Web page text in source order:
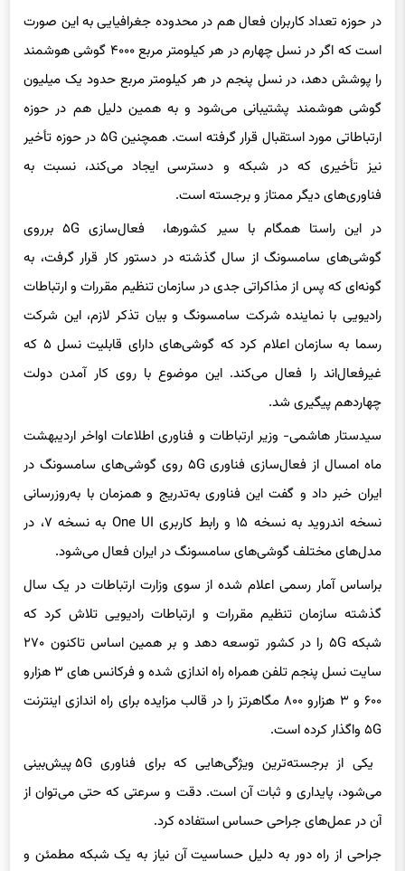
در حوزه تعداد کاربران فعال هم در محدوده جغرافیایی به این صورت
است که اگر در نسل چهارم در هر کیلومتر مربع ۴۰۰۰ گوشی هوشمند
را پوشش دهد، در نسل پنجم در هر کیلومتر مربع حدود یک میلیون
گوشی هوشمند پشتیبانی می‌شود و به همین دلیل هم در حوزه
ارتباطاتی مورد استقبال قرار گرفته است. همچنین ۵G در حوزه تأخیر
نیز تأخیری که در شبکه و دسترسی ایجاد می‌کند، نسبت به
فناوری‌های دیگر ممتاز و برجسته است.
در این راستا همگام با سیر کشورها، فعال‌سازی ۵G برروی
گوشی‌های سامسونگ از سال گذشته در دستور کار قرار گرفت، به
گونه‌ای که پس از مذاکراتی جدی در سازمان تنظیم مقررات و ارتباطات
رادیویی با نماینده شرکت سامسونگ و بیان تذکر لازم، این شرکت
رسما به سازمان اعلام کرد که گوشی‌های دارای قابلیت نسل ۵ که
غیرفعال‌اند را فعال می‌کند. این موضوع با روی کار آمدن دولت
چهاردهم پیگیری شد.
سیدستار هاشمی- وزیر ارتباطات و فناوری اطلاعات اواخر اردیبهشت
ماه امسال از فعال‌سازی فناوری ۵G روی گوشی‌های سامسونگ در
ایران خبر داد و گفت این فناوری به‌تدریج و همزمان با به‌روزرسانی
نسخه اندروید به نسخه ۱۵ و رابط کاربری One UI به نسخه ۷، در
مدل‌های مختلف گوشی‌های سامسونگ در ایران فعال می‌شود.
براساس آمار رسمی اعلام شده از سوی وزارت ارتباطات در یک سال
گذشته سازمان تنظیم مقررات و ارتباطات رادیویی تلاش کرد که
شبکه ۵G را در کشور توسعه دهد و بر همین اساس تاکنون ۲۷۰
سایت نسل پنجم تلفن همراه راه اندازی شده و فرکانس های ۳ هزارو
۶۰۰ و ۳ هزارو ۸۰۰ مگاهرتز را در قالب مزایده برای راه اندازی اینترنت
۵G واگذار کرده است.
یکی از برجسته‌ترین ویژگی‌هایی که برای فناوری ۵G پیش‌بینی
می‌شود، پایداری و ثبات آن است. دقت و سرعتی که حتی می‌توان از
آن در عمل‌های جراحی حساس استفاده کرد.
جراحی از راه دور به دلیل حساسیت آن نیاز به یک شبکه مطمئن و